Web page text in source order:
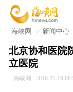
海峡网 > 新闻中心
北京协和医院
立医院
海峡网 2016-11-19